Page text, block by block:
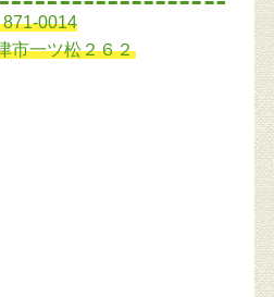
871-0014
市一ツ松２６２